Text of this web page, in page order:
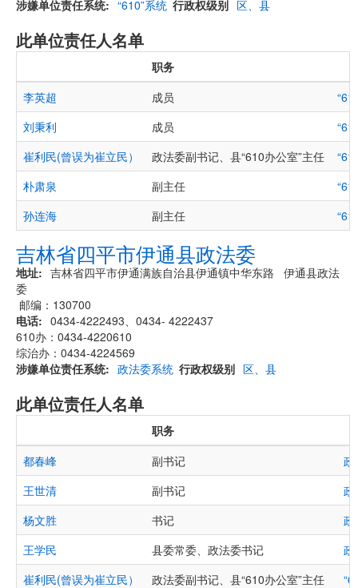
涉嫌单位责任系统
“610”系统 行政权级别 区、县
此单位责任人名单
职务
李英超
成员
刘秉利
成员
崔利民(曾误为崔立民）
政法委副书记、县“610办公室”主任
朴肃泉
副主任
孙连海
副主任
吉林省四平市伊通县政法委
地址
吉林省四平市伊通满族自治县伊通镇中华东路 伊通县政法
委
邮编：130700
电话
0434-4222493、0434- 4222437
610办：0434-4220610
综治办：0434-4224569
涉嫌单位责任系统
政法委系统 行政权级别 区、县
此单位责任人名单
职务
都春峰
副书记
政
王世清
副书记
政
杨文胜
书记
政
王学民
县委常委、政法委书记
政
崔利民(曾误为崔立民）
政法委副书记、县“610办公室”主任